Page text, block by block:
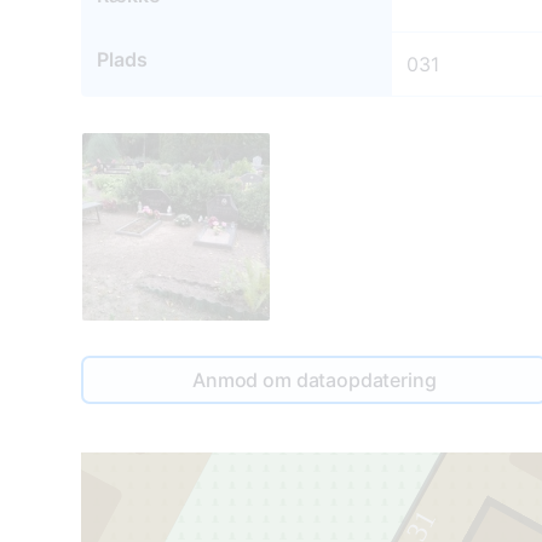
Plads 031
Anmod om dataopdatering
31